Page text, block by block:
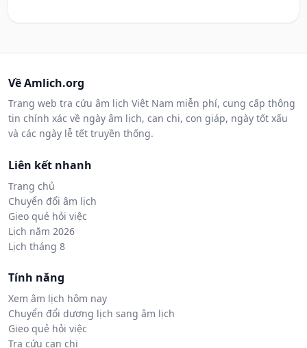
Về Amlich.org
Trang web tra cứu âm lịch Việt Nam miễn phí, cung cấp thông
tin chính xác về ngày âm lịch, can chi, con giáp, ngày tốt xấu
và các ngày lễ tết truyền thống.
Liên kết nhanh
Trang chủ
Chuyển đổi âm lịch
Gieo quẻ hỏi việc
Lịch năm 2026
Lịch tháng 8
Tính năng
Xem âm lịch hôm nay
Chuyển đổi dương lịch sang âm lịch
Gieo quẻ hỏi việc
Tra cứu can chi